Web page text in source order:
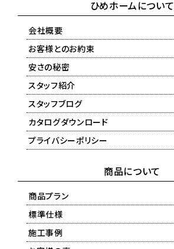
ひめホームについて
会社概要
お客様とのお約束
安さの秘密
スタッフ紹介
スタッフブログ
カタログダウンロード
プライバシーポリシー
商品について
商品プラン
標準仕様
施工事例